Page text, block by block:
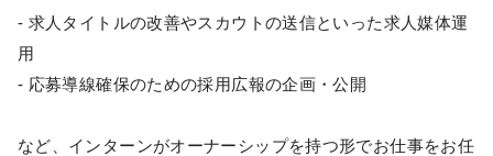
- 求人タイトルの改善やスカウトの送信といった求人媒体運
用
- 応募導線確保のための採用広報の企画・公開
など、インターンがオーナーシップを持つ形でお仕事をお任